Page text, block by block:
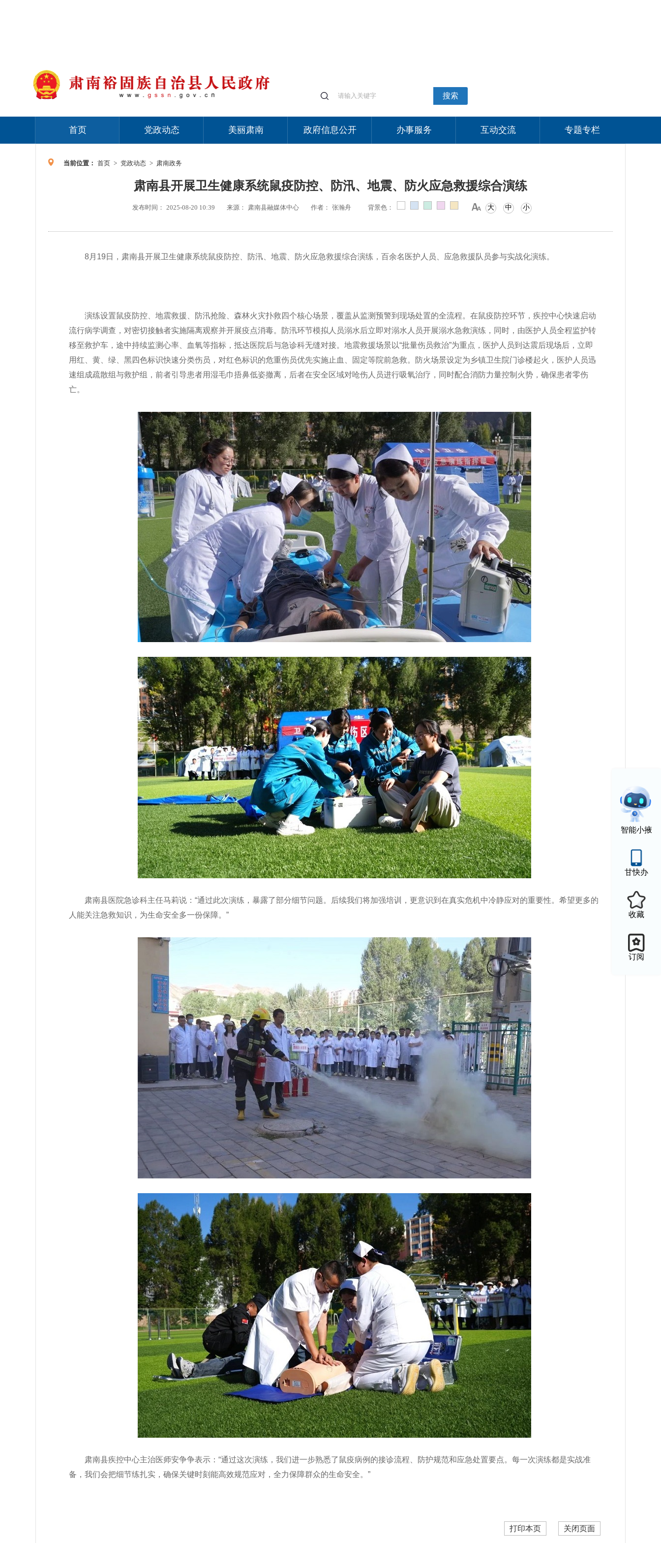
搜索
首页 党政动态 美丽肃南 政府信息公开 办事服务 互动交流 专题专栏
智能小掖
甘快办
收藏
订阅
当前位置： 首页 > 党政动态 > 肃南政务
肃南县开展卫生健康系统鼠疫防控、防汛、地震、防火应急救援综合演练
发布时间： 2025-08-20 10:39 来源： 肃南县融媒体中心 作者： 张瀚舟 背景色： 大 中 小
8月19日，肃南县开展卫生健康系统鼠疫防控、防汛、地震、防火应急救援综合演练，百余名医护人员、应急救援队员参与实战化演练。
演练设置鼠疫防控、地震救援、防汛抢险、森林火灾扑救四个核心场景，覆盖从监测预警到现场处置的全流程。在鼠疫防控环节，疾控中心快速启动
流行病学调查，对密切接触者实施隔离观察并开展疫点消毒。防汛环节模拟人员溺水后立即对溺水人员开展溺水急救演练，同时，由医护人员全程监护转
移至救护车，途中持续监测心率、血氧等指标，抵达医院后与急诊科无缝对接。地震救援场景以“批量伤员救治”为重点，医护人员到达震后现场后，立即
用红、黄、绿、黑四色标识快速分类伤员，对红色标识的危重伤员优先实施止血、固定等院前急救。防火场景设定为乡镇卫生院门诊楼起火，医护人员迅
速组成疏散组与救护组，前者引导患者用湿毛巾捂鼻低姿撤离，后者在安全区域对呛伤人员进行吸氧治疗，同时配合消防力量控制火势，确保患者零伤
亡。
肃南县医院急诊科主任马莉说：“通过此次演练，暴露了部分细节问题。后续我们将加强培训，更意识到在真实危机中冷静应对的重要性。希望更多的
人能关注急救知识，为生命安全多一份保障。”
肃南县疾控中心主治医师安争争表示：“通过这次演练，我们进一步熟悉了鼠疫病例的接诊流程、防护规范和应急处置要点。每一次演练都是实战准
备，我们会把细节练扎实，确保关键时刻能高效规范应对，全力保障群众的生命安全。”
打印本页 关闭页面